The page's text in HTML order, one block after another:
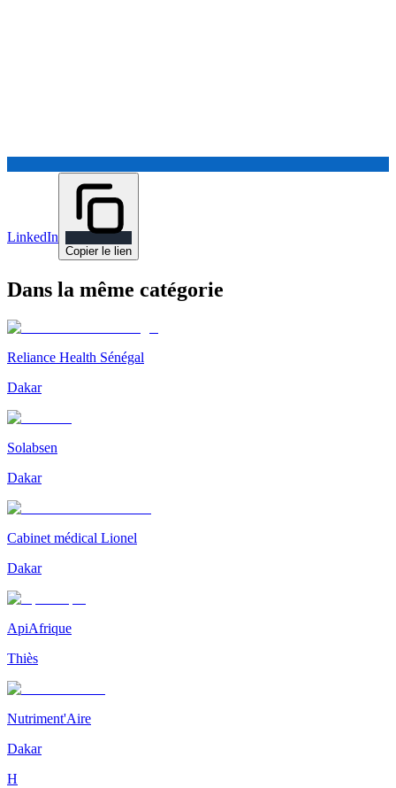
LinkedIn
Copier le lien
Dans la même catégorie
Reliance Health Sénégal
Dakar
Solabsen
Dakar
Cabinet médical Lionel
Dakar
ApiAfrique
Thiès
Nutriment'Aire
Dakar
H